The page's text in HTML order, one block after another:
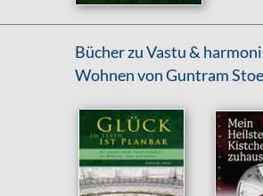
Bücher zu Vastu &
Wohnenvon Guntram